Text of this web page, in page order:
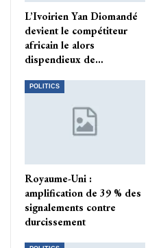
L’Ivoirien Yan Diomandé
devient le compétiteur
africain le alors
dispendieux de…
POLITICS
Royaume-Uni :
amplification de 39 % des
signalements contre
durcissement